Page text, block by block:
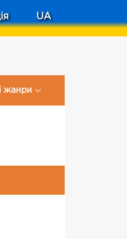
UA
жанри